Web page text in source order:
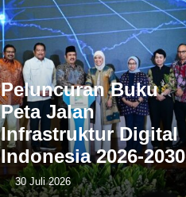
Peluncuran Buku
Peta Jalan
Infrastruktur Digital
Indonesia 2026-2030
30 Juli 2026